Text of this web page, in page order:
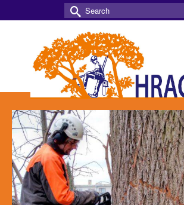
Search
for: